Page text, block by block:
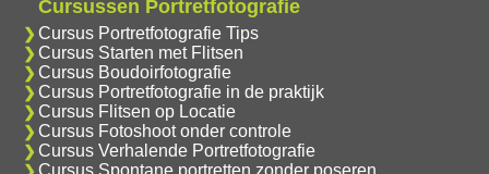
Cursussen Portretfotografie
Cursus Portretfotografie Tips
Cursus Starten met Flitsen
Cursus Boudoirfotografie
Cursus Portretfotografie in de praktijk
Cursus Flitsen op Locatie
Cursus Fotoshoot onder controle
Cursus Verhalende Portretfotografie
Cursus Spontane portretten zonder poseren